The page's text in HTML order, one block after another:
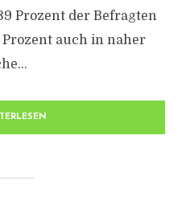
Prozent der Befragten
auch in naher